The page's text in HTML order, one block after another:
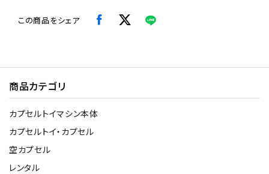
この商品をシェア
商品カテゴリ
カプセルトイマシン本体
カプセルトイ・カプセル
空カプセル
レンタル